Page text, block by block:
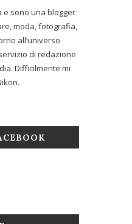
e sono una blogger
moda, fotografia,
all’universo
di redazione
Difficilmente mi